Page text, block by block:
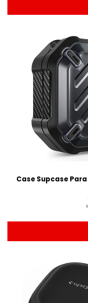
Case Supcase